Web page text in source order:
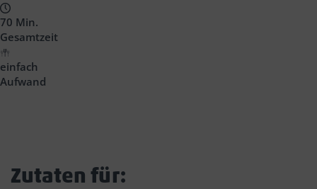
70 Min.
Gesamtzeit
einfach
Aufwand
Zutaten für: